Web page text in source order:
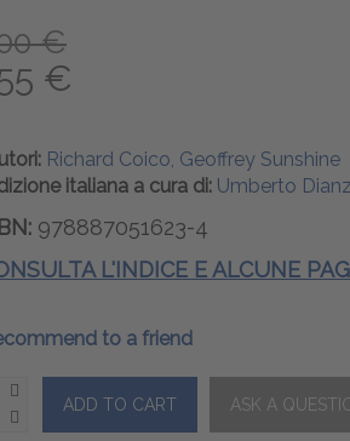
€
€
Richard Coico, Geoffrey Sunshine
italiana a cura di: Umberto
978887051623-4
L'INDICE E ALCUNE
to a friend